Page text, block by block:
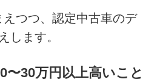
つつ、認定中古車のデ
します。
30万円以上高いこと